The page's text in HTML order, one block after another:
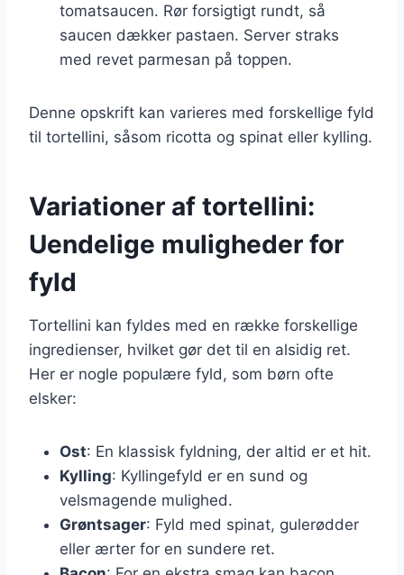
tomatsaucen. Rør forsigtigt rundt, så
saucen dækker pastaen. Server straks
med revet parmesan på toppen.
Denne opskrift kan varieres med forskellige fyld
til tortellini, såsom ricotta og spinat eller kylling.
Variationer af tortellini:
Uendelige muligheder for
fyld
Tortellini kan fyldes med en række forskellige
ingredienser, hvilket gør det til en alsidig ret.
Her er nogle populære fyld, som børn ofte
elsker:
Ost: En klassisk fyldning, der altid er et hit.
Kylling: Kyllingefyld er en sund og
velsmagende mulighed.
Grøntsager: Fyld med spinat, gulerødder
eller ærter for en sundere ret.